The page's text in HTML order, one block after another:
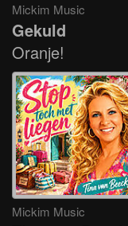
Mickim Music
Gekuld
Oranje!
Mickim Music